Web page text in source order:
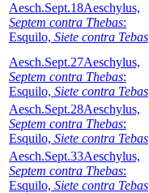
Aesch.Sept.18Aeschylus,
Septem contra Thebas:
Esquilo, Siete contra Tebas
Aesch.Sept.27Aeschylus,
Septem contra Thebas:
Esquilo, Siete contra Tebas
Aesch.Sept.28Aeschylus,
Septem contra Thebas:
Esquilo, Siete contra Tebas
Aesch.Sept.33Aeschylus,
Septem contra Thebas:
Esquilo, Siete contra Tebas